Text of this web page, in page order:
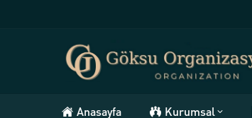
Anasayfa Kurumsal